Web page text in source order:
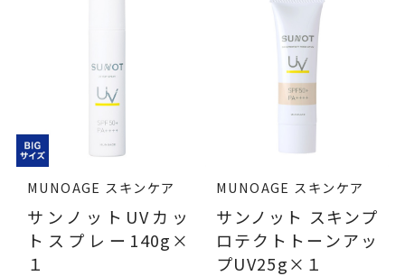
サプリメント
至福のグルメ
ザ・カハラ バスアメニティー
女性のセルフケア
MUNOAGE スキンケア
サンノットUVカッ
トスプレー140g×
１
MUNOAGE スキンケア
サンノット スキンプ
ロテクトトーンアッ
プUV25g×１